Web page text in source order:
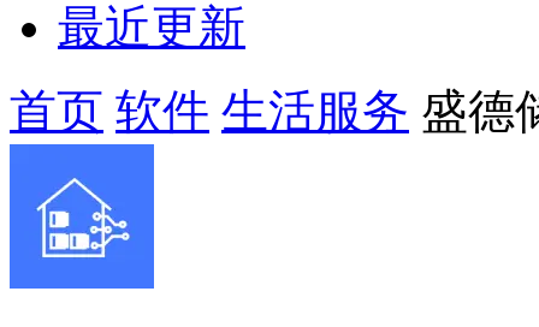
最近更新
首页 软件 生活服务 盛德